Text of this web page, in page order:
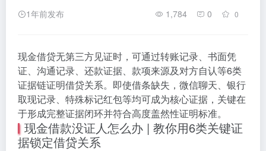
1年前发布 1,784 0 0
现金借贷无第三方见证时，可通过转账记录、书面凭
证、沟通记录、还款证据、款项来源及对方自认等6类
证据链证明借贷关系。即使借条缺失，微信聊天、银行
取现记录、特殊标记红包等均可成为核心证据，关键在
于形成完整证据闭环并符合高度盖然性证明标准。
现金借款没证人怎么办 | 教你用6类关键证
据锁定借贷关系